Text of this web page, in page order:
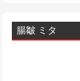
腸皺 ミタ